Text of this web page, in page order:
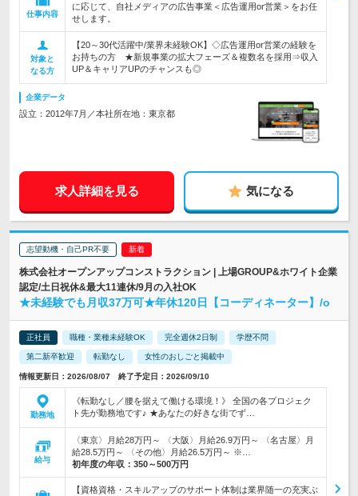
仕事内容
に応じて、自社メディアの広告事業＜広告運用or営業＞をお任
せします。
対象と
なる方
【20～30代活躍中/業界未経験OK】◇広告運用or営業の経験を
お持ちの方 ★新規事業の拡大フェーズ＆複数名を採用⇒収入
UP＆キャリアUPのチャンスも◎
企業データ
設立：2012年7月／本社所在地：東京都
求人詳細を見る 気になる
志望動機・自己PR不要
株式会社オープンアップコンストラクション | 上場GROUP&ホワイト企業
認定/土日祝休&最大11連休/9月の入社OK
★未経験でも月収37万可★年休120日【コーディネーター】/o
正社員 職種・業種未経験OK 完全週休2日制 学歴不問
第二新卒歓迎 転勤なし 女性のおしごと掲載中
情報更新日：2026/08/07 終了予定日：2026/09/10
勤務地
《転勤なし／腰を据えて働ける環境！》 全国の各プロジェク
ト先が勤務地です♪ ★あなたの好きな街でず…
給与
〈東京〉月給28万円～ 〈大阪〉月給26.9万円～ 〈名古屋〉月
給28.5万円～ 〈その他〉月給26.5万円～ ※…
初年度の年収： 350～500万円
【資格資格・スキルアップのサポート体制は業界随一の充実ぶ